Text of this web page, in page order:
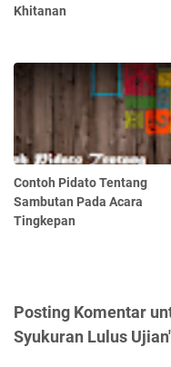
Khitanan
Contoh Pidato Tentang
Sambutan Pada Acara
Tingkepan
Posting Komentar
Syukuran Lulus